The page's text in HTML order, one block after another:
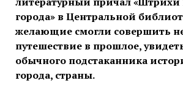
города» в Центральной
желающие смогли совершить
путешествие в прошлое,
обычного подстаканника
города, страны.